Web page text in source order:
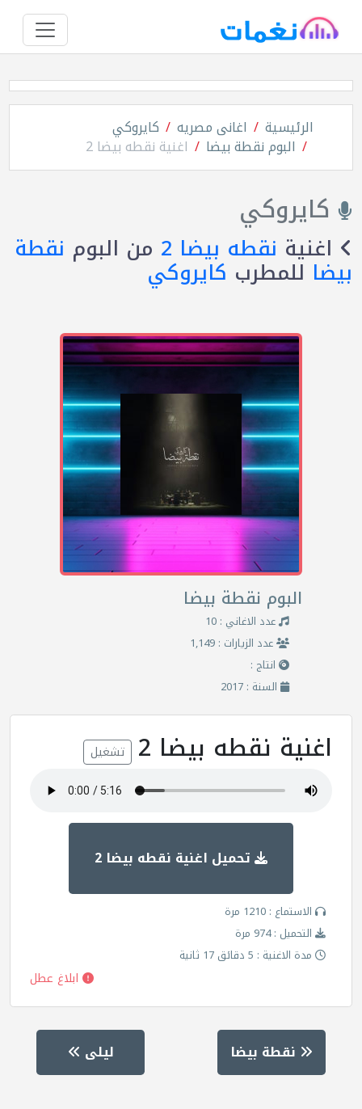
الرئيسية اغانى مصريه كايروكي
البوم نقطة بيضا اغنية نقطه بيضا 2
كايروكي
اغنية نقطه بيضا 2 من البوم نقطة
بيضا للمطرب كايروكي
البوم نقطة بيضا
عدد الاغاني : 10
عدد الزيارات : 1,149
انتاج :
السنة : 2017
اغنية نقطه بيضا 2 تشغيل
تحميل اغنية نقطه بيضا 2
الاستماع : 1210 مرة
التحميل : 974 مرة
مدة الاغنية : 5 دقائق 17 ثانية
ابلاغ عطل
نقطة بيضا ليلى